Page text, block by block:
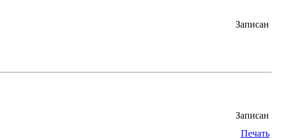
Записан
Записан
Печать